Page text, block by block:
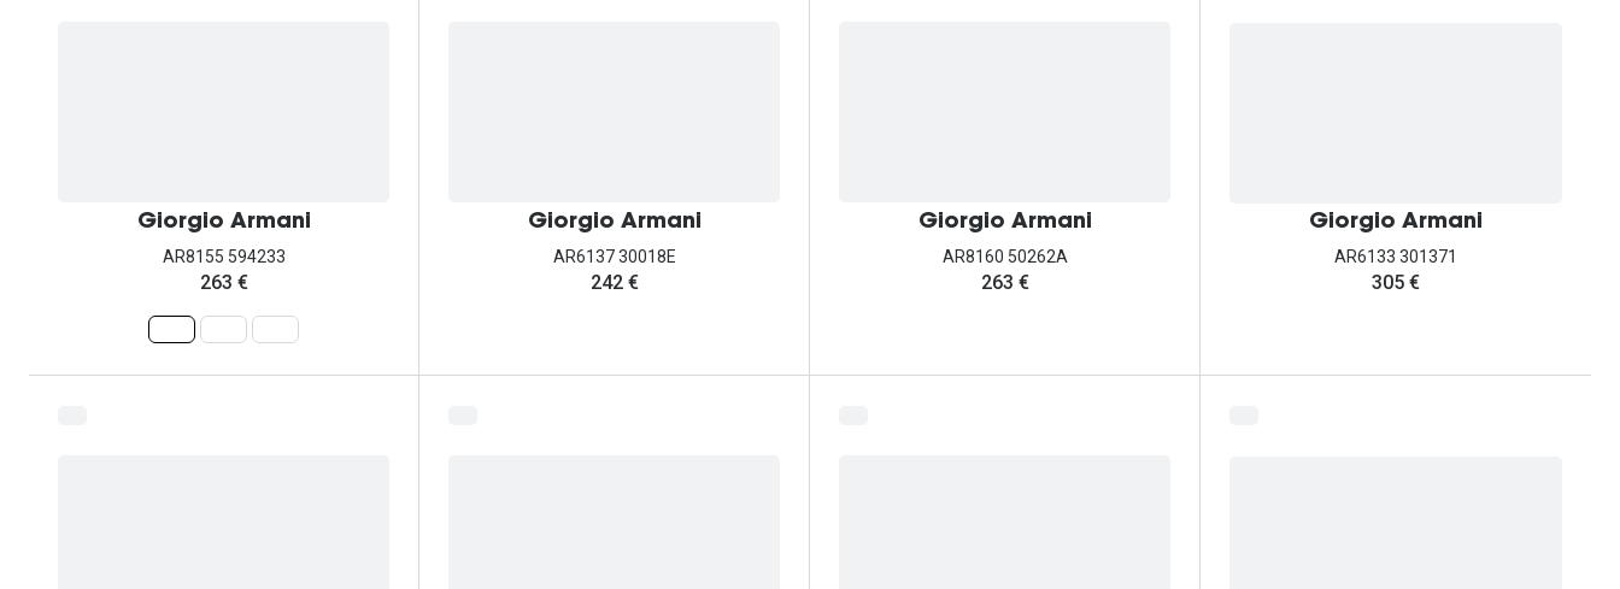
Giorgio Armani
AR8155 594233
263 €
Giorgio Armani
AR6137 30018E
242 €
Giorgio Armani
AR8160 50262A
263 €
Giorgio Armani
AR6133 301371
305 €